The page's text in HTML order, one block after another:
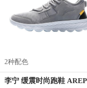
2种配色